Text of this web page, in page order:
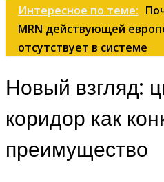
Интересное по теме:
MRN действующей
отсутствует в системе
Новый взгляд:
коридор как
преимущество